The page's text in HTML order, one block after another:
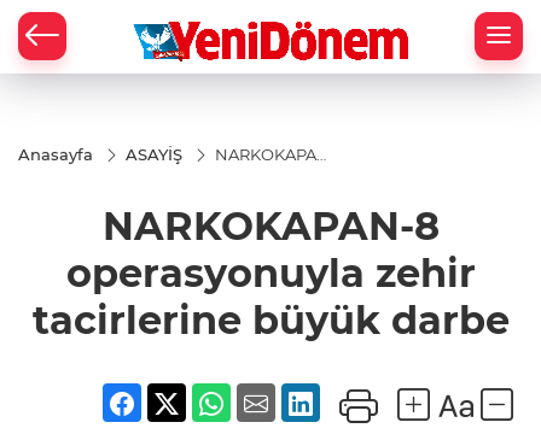
Anasayfa ASAYİŞ
NARKOKAPAN-
zehir
tacirlerine
NARKOKAPAN-8
operasyonuyla zehir
tacirlerine büyük darbe